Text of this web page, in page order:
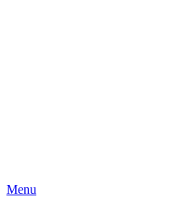
Menu